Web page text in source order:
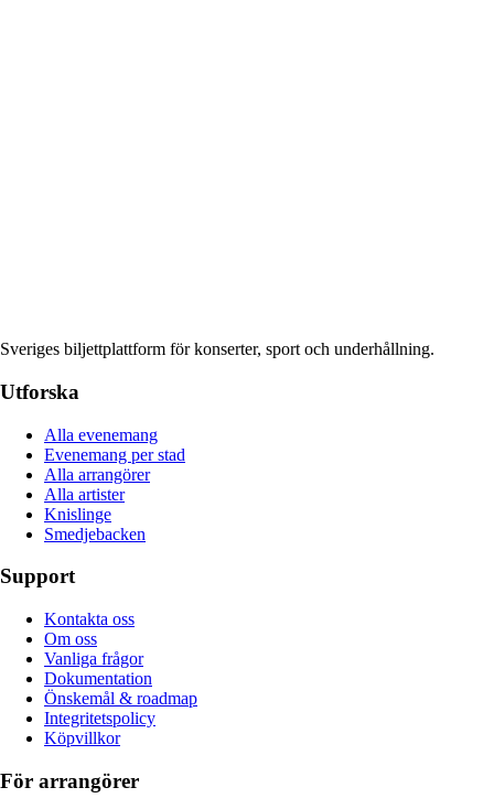
Sveriges biljettplattform för konserter, sport och underhållning.
Utforska
Alla evenemang
Evenemang per stad
Alla arrangörer
Alla artister
Knislinge
Smedjebacken
Support
Kontakta oss
Om oss
Vanliga frågor
Dokumentation
Önskemål & roadmap
Integritetspolicy
Köpvillkor
För arrangörer